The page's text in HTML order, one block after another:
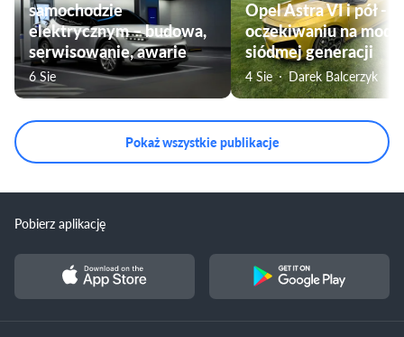
samochodzie
elektrycznym – budowa,
serwisowanie, awarie
6 Sie
Opel Astra VI i pół - w
oczekiwaniu na
siódmej generacji
4 Sie Darek Balcerzyk
Pokaż wszystkie publikacje
Pobierz aplikację